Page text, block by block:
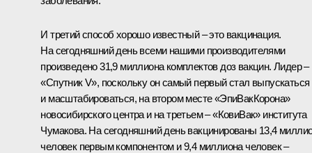
И третий способ хорошо известный – это вакцинация.
На сегодняшний день всеми нашими производителями
произведено 31,9 миллиона комплектов доз вакцин. Лидер –
«Спутник V», поскольку он самый первый стал выпускаться
и масштабироваться, на втором месте «ЭпиВакКорона»
новосибирского центра и на третьем – «КовиВак» института
Чумакова. На сегодняшний день вакцинированы 13,4
человек первым компонентом и 9,4 миллиона человек –